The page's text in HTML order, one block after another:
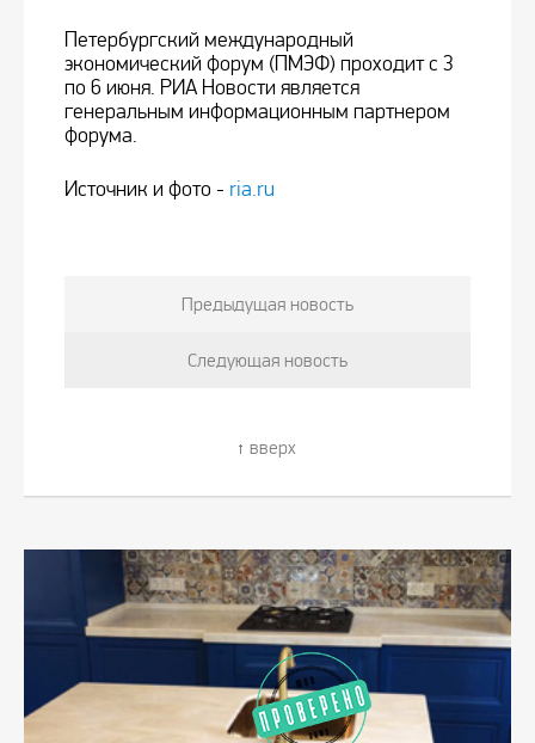
Петербургский международный
экономический форум (ПМЭФ) проходит с 3
по 6 июня. РИА Новости является
генеральным информационным партнером
форума.
Источник и фото - ria.ru
Предыдущая новость
Следующая новость
вверх